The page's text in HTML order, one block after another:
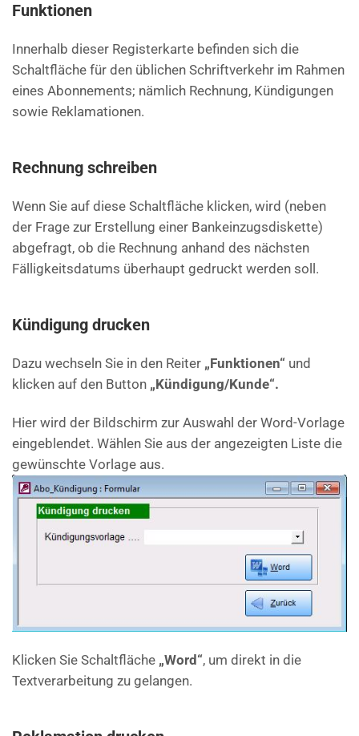
Funktionen
Innerhalb dieser Registerkarte befinden sich die
Schaltfläche für den üblichen Schriftverkehr im Rahmen
eines Abonnements; nämlich Rechnung, Kündigungen
sowie Reklamationen.
Rechnung schreiben
Wenn Sie auf diese Schaltfläche klicken, wird (neben
der Frage zur Erstellung einer Bankeinzugsdiskette)
abgefragt, ob die Rechnung anhand des nächsten
Fälligkeitsdatums überhaupt gedruckt werden soll.
Kündigung drucken
Dazu wechseln Sie in den Reiter „Funktionen“ und
klicken auf den Button „Kündigung/Kunde“.
Hier wird der Bildschirm zur Auswahl der Word-Vorlage
eingeblendet. Wählen Sie aus der angezeigten Liste die
gewünschte Vorlage aus.
Klicken Sie Schaltfläche „Word“, um direkt in die
Textverarbeitung zu gelangen.